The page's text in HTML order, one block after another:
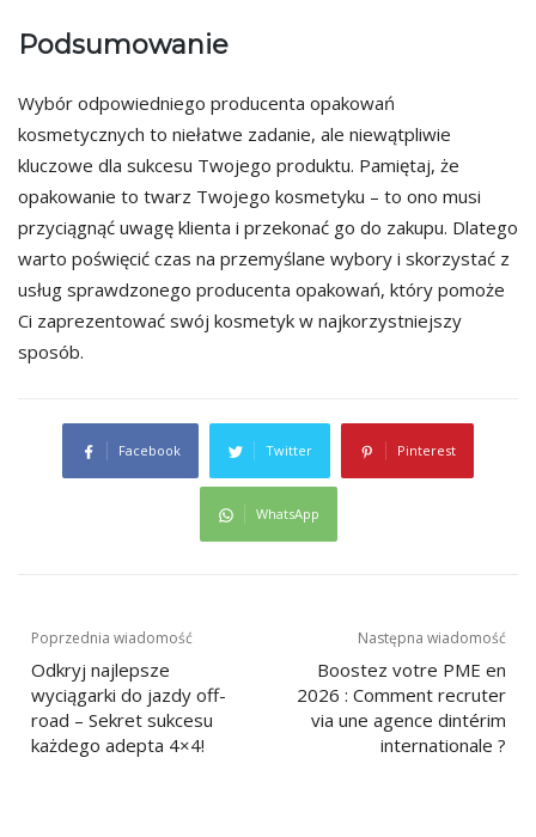
Podsumowanie
Wybór odpowiedniego producenta opakowań
kosmetycznych to niełatwe zadanie, ale niewątpliwie
kluczowe dla sukcesu Twojego produktu. Pamiętaj, że
opakowanie to twarz Twojego kosmetyku – to ono musi
przyciągnąć uwagę klienta i przekonać go do zakupu. Dlatego
warto poświęcić czas na przemyślane wybory i skorzystać z
usług sprawdzonego producenta opakowań, który pomoże
Ci zaprezentować swój kosmetyk w najkorzystniejszy
sposób.
Facebook Twitter Pinterest
WhatsApp
Nawigacja
wpisu
Poprzednia wiadomość
Odkryj najlepsze
wyciągarki do jazdy off-
road – Sekret sukcesu
każdego adepta 4×4!
Następna wiadomość
Boostez votre PME en
2026 : Comment recruter
via une agence dintérim
internationale ?